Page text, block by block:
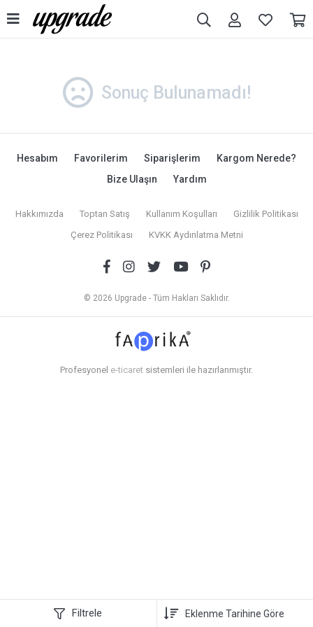
Filtrele
Sonuç Bulunamadı!
Hesabım Favorilerim Siparişlerim
Kargom Nerede?
Bize Ulaşın
Yardım
Hakkımızda Toptan Satış Kullanım Koşulları
Gizlilik Politikası
Çerez Politikası
KVKK Aydınlatma Metni
© 2026 Upgrade - Tüm Hakları Saklıdır.
Profesyonel e-ticaret sistemleri ile hazırlanmıştır.